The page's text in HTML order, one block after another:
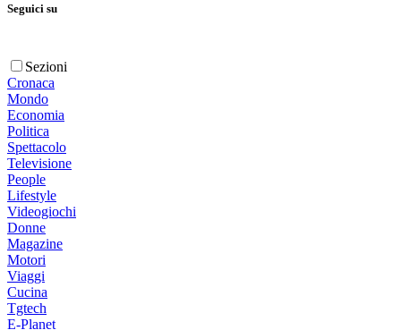
Seguici su
Sezioni
Cronaca
Mondo
Economia
Politica
Spettacolo
Televisione
People
Lifestyle
Videogiochi
Donne
Magazine
Motori
Viaggi
Cucina
Tgtech
E-Planet